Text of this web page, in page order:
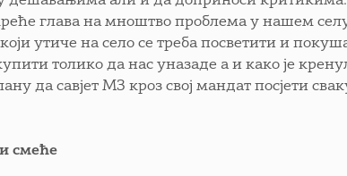
глава на мноштво проблема у нашем
утиче на село се треба посветити и
толико да нас уназаде а и како је
да савјет МЗ кроз свој мандат посјети
смеће